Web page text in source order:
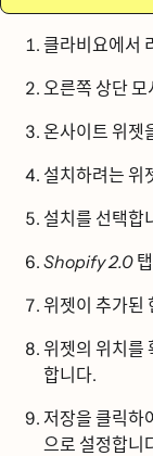
클라비요에서
오른쪽 상단
온사이트
설치하려는
설치를
Shopify 2.0
위젯이
위젯의
합니다.
저장을
으로